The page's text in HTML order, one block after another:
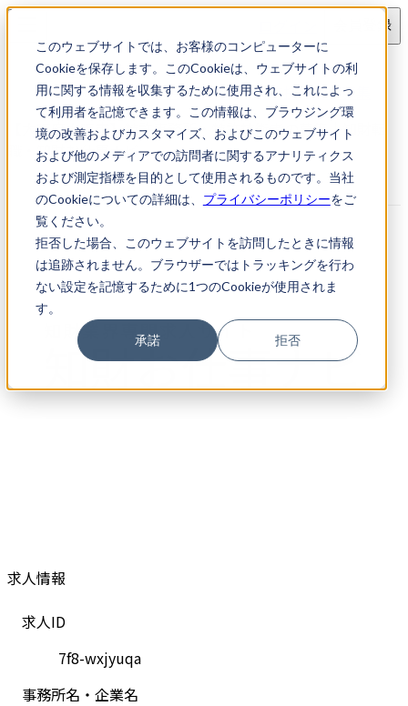
このウェブサイトでは、お客様のコンピューターに
Cookieを保存します。このCookieは、ウェブサイトの利
用に関する情報を収集するために使用され、これによっ
て利用者を記憶できます。この情報は、ブラウジング環
境の改善およびカスタマイズ、およびこのウェブサイト
および他のメディアでの訪問者に関するアナリティクス
および測定指標を目的として使用されるものです。当社
のCookieについての詳細は、 プライバシーポリシーをご
覧ください。
拒否した場合、このウェブサイトを訪問したときに情報
は追跡されません。ブラウザーではトラッキングを行わ
ない設定を記憶するために1つのCookieが使用されま
す。
承諾 拒否
会員登録
求人検索
【大阪府大阪市】特許事務所・特許技術者の募集
【大阪府大阪市】特許事務所・特許技術者の募集｜知財転
職・知財お仕事ナビ
求人情報
求人ID
7f8-wxjyuqa
事務所名・企業名